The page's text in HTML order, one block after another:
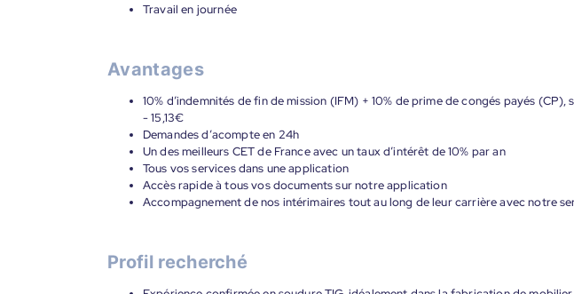
Travail en journée
Avantages
10% d’indemnités de fin de mission (IFM) + 10% de prime de congés payés
- 15,13€
Demandes d’acompte en 24h
Un des meilleurs CET de France avec un taux d’intérêt de 10% par an
Tous vos services dans une application
Accès rapide à tous vos documents sur notre application
Accompagnement de nos intérimaires tout au long de leur carrière avec notre
Profil recherché